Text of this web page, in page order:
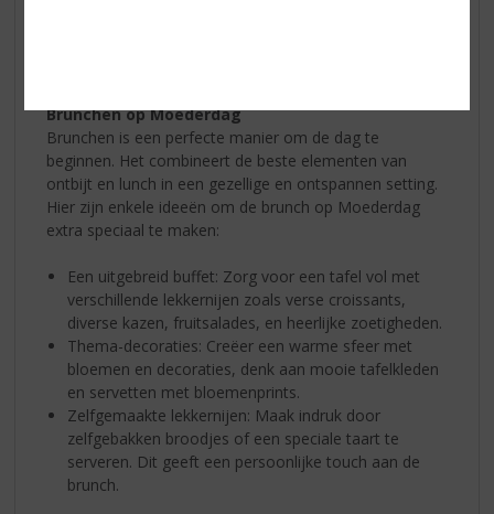
Brunchen op Moederdag
Brunchen is een perfecte manier om de dag te
beginnen. Het combineert de beste elementen van
ontbijt en lunch in een gezellige en ontspannen setting.
Hier zijn enkele ideeën om de brunch op Moederdag
extra speciaal te maken:
Een uitgebreid buffet: Zorg voor een tafel vol met
verschillende lekkernijen zoals verse croissants,
diverse kazen, fruitsalades, en heerlijke zoetigheden.
Thema-decoraties: Creëer een warme sfeer met
bloemen en decoraties, denk aan mooie tafelkleden
en servetten met bloemenprints.
Zelfgemaakte lekkernijen: Maak indruk door
zelfgebakken broodjes of een speciale taart te
serveren. Dit geeft een persoonlijke touch aan de
brunch.